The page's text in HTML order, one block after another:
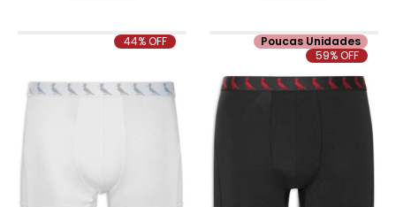
44% OFF
Poucas Unidades
59% OFF